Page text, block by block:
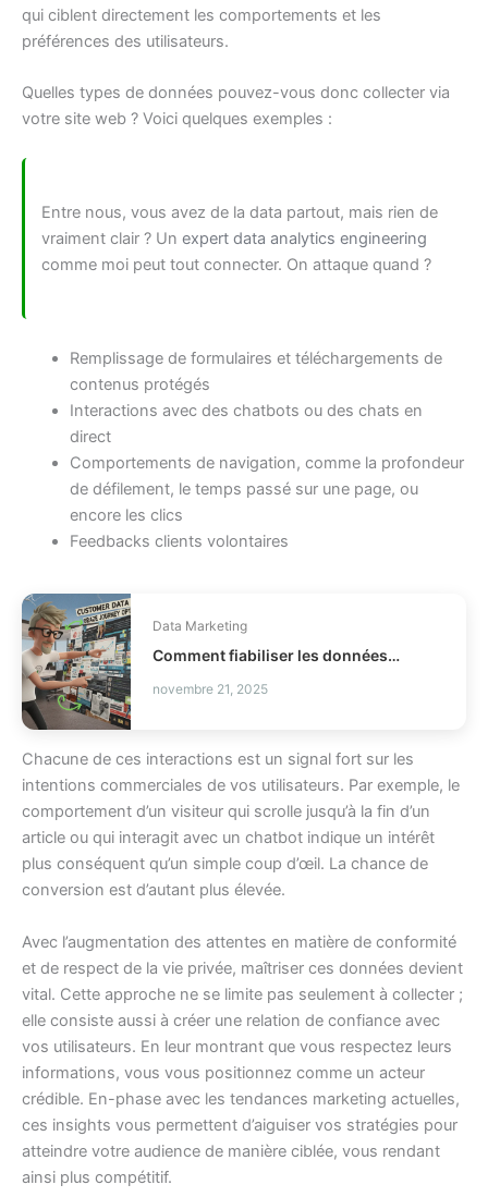
qui ciblent directement les comportements et les
préférences des utilisateurs.
Quelles types de données pouvez-vous donc collecter via
votre site web ? Voici quelques exemples :
Entre nous, vous avez de la data partout, mais rien de
vraiment clair ? Un expert data analytics engineering
comme moi peut tout connecter. On attaque quand ?
Remplissage de formulaires et téléchargements de
contenus protégés
Interactions avec des chatbots ou des chats en
direct
Comportements de navigation, comme la profondeur
de défilement, le temps passé sur une page, ou
encore les clics
Feedbacks clients volontaires
Data Marketing
Comment fiabiliser les données client Braze ?
novembre 21, 2025
Chacune de ces interactions est un signal fort sur les
intentions commerciales de vos utilisateurs. Par exemple, le
comportement d’un visiteur qui scrolle jusqu’à la fin d’un
article ou qui interagit avec un chatbot indique un intérêt
plus conséquent qu’un simple coup d’œil. La chance de
conversion est d’autant plus élevée.
Avec l’augmentation des attentes en matière de conformité
et de respect de la vie privée, maîtriser ces données devient
vital. Cette approche ne se limite pas seulement à collecter ;
elle consiste aussi à créer une relation de confiance avec
vos utilisateurs. En leur montrant que vous respectez leurs
informations, vous vous positionnez comme un acteur
crédible. En-phase avec les tendances marketing actuelles,
ces insights vous permettent d’aiguiser vos stratégies pour
atteindre votre audience de manière ciblée, vous rendant
ainsi plus compétitif.